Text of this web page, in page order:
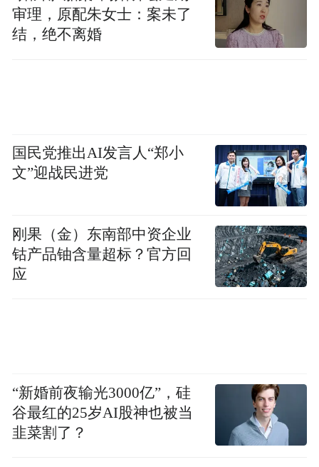
审理，原配朱女士：案未了
结，绝不离婚
国民党推出AI发言人“郑小
文”迎战民进党
刚果（金）东南部中资企业
钴产品铀含量超标？官方回
应
“新婚前夜输光3000亿”，硅
谷最红的25岁AI股神也被当
韭菜割了？